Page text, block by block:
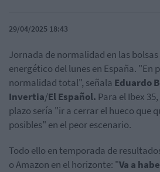
29/04/2025 18:43
Jornada de normalidad en las bolsas
energético del lunes en España. "En
normalidad total", señala Eduardo
Invertia/El Español. Para el Ibex
plazo sería "ir a cerrar el hueco que
posibles" en el peor escenario.
Todo ello en temporada de
o Amazon en el horizonte: "Va a